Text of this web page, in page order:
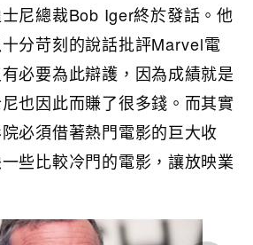
尼總裁Bob Iger終於發話。他
分苛刻的說話批評Marvel電
必要為此辯護，因為成績就是
也因此而賺了很多錢。而其實
必須借著熱門電影的巨大收
些比較冷門的電影，讓放映業